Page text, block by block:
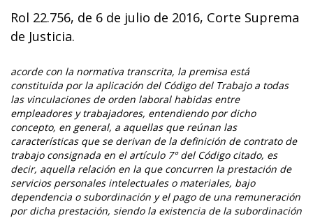
Rol 22.756, de 6 de julio de 2016, Corte Suprema
de Justicia.
acorde con la normativa transcrita, la premisa está
constituida por la aplicación del Código del Trabajo a todas
las vinculaciones de orden laboral habidas entre
empleadores y trabajadores, entendiendo por dicho
concepto, en general, a aquellas que reúnan las
características que se derivan de la definición de contrato de
trabajo consignada en el artículo 7° del Código citado, es
decir, aquella relación en la que concurren la prestación de
servicios personales intelectuales o materiales, bajo
dependencia o subordinación y el pago de una remuneración
por dicha prestación, siendo la existencia de la subordinación